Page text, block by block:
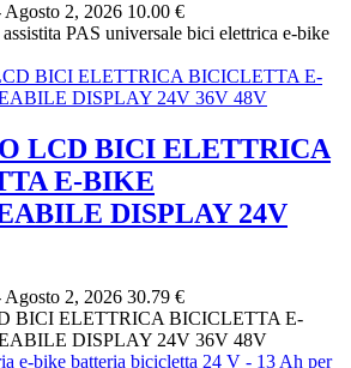
Agosto 2, 2026 10.00 €
assistita PAS universale bici elettrica e-bike
LCD BICI ELETTRICA
E-BIKE
DISPLAY 24V
Agosto 2, 2026 30.79 €
BICI ELETTRICA BICICLETTA E-
DISPLAY 24V 36V 48V